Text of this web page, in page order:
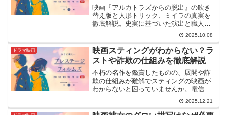
が描いた“完璧な脱獄”の裏側
映画『アルカトラズからの脱出』の吹き
替え版と人形トリック、ミイラの真実を
徹底解説。史実に基づいた演出と職人技
が生むリアルな緊張感を深掘りします。
2025.10.08
ドラマ映画
映画スティングがわからない？ラ
ストや詐欺の仕組みを徹底解説
不朽の名作を鑑賞したものの、展開や詐
欺の仕組みが難解でスティングの映画が
わからないと困っていませんか。電信詐
欺の手口やラストの銃撃戦、FBIの正体な
ど、スティングの映画がわからない要因
を徹底解説します。結末のオチや伏線の
2025.12.21